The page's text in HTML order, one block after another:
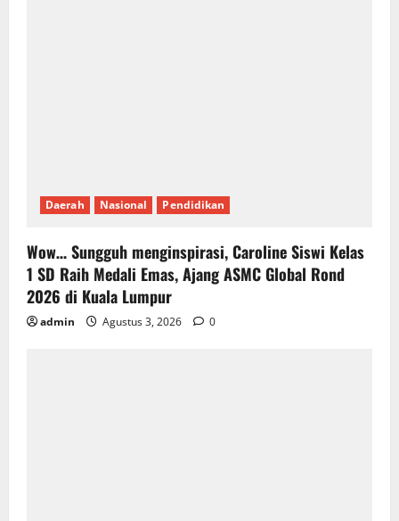
Daerah Nasional Pendidikan
Wow… Sungguh menginspirasi, Caroline Siswi Kelas
1 SD Raih Medali Emas, Ajang ASMC Global Rond
2026 di Kuala Lumpur
admin Agustus 3, 2026 0